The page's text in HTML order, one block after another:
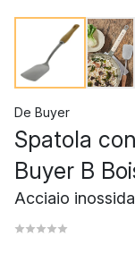
De Buyer
Spatola
Buyer B
Acciaio